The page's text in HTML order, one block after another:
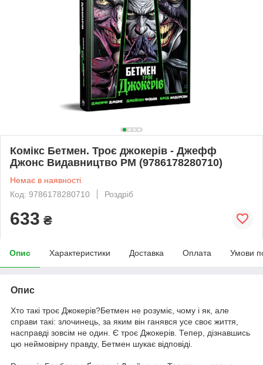
Комікс Бетмен. Троє джокерів - Джефф
Джонс Видавництво РМ (9786178280710)
Немає в наявності
Код: 9786178280710
Роздріб
633 ₴
Опис Характеристики Доставка Оплата Умови
Опис
Хто такі троє Джокерів?Бетмен не розуміє, чому і як, але
справи такі: злочинець, за яким він ганявся усе своє життя,
насправді зовсім не один. Є троє Джокерів. Тепер, дізнавшись
цю неймовірну правду, Бетмен шукає відповіді.